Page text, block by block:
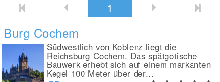
1
Burg Cochem
Südwestlich von Koblenz liegt die
Reichsburg Cochem. Das spätgotische
Bauwerk erhebt sich auf einem markanten
Kegel 100 Meter über der...